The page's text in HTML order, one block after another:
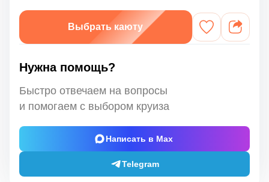
Выбрать каюту
Нужна помощь?
Быстро отвечаем на вопросы
и помогаем с выбором круиза
Написать в Max
Telegram